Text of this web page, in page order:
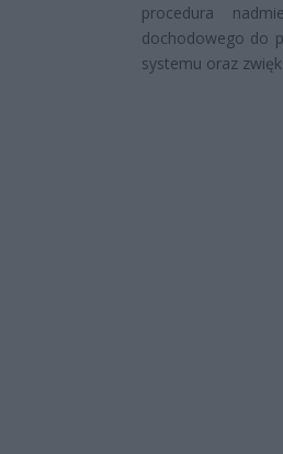
procedura
dochodowego do
systemu oraz